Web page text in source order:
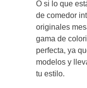
O si lo que
de comedor
originales
gama de
perfecta, ya
modelos y
tu estilo.